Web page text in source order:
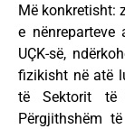
Më konkretisht:
e
UÇK-së,
fizikisht në atë
të Sektorit të
Përgjithshëm